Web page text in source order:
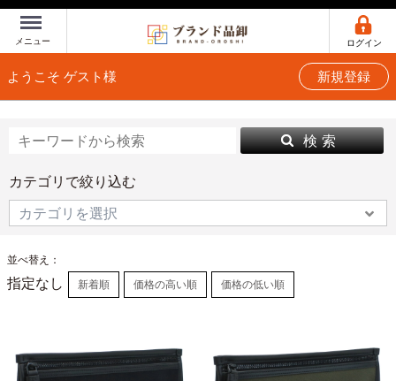
Menu
メニュー ログイン
ようこそ ゲスト様 新規登録
検 索
カテゴリで絞り込む
並べ替え：
指定なし 新着順 価格の高い順 価格の低い順